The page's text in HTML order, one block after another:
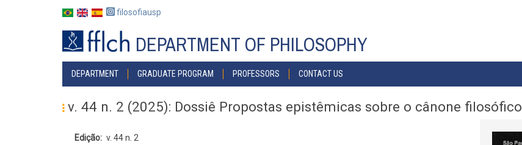
filosofiausp
DEPARTMENT OF PHILOSOPHY
MENU
POSGRAD
DEPARTMENT GRADUATE PROGRAM PROFESSORS CONTACT US
v. 44 n. 2 (2025): Dossiê Propostas epistêmicas sobre o cânone filosófico
Edição
v. 44 n. 2